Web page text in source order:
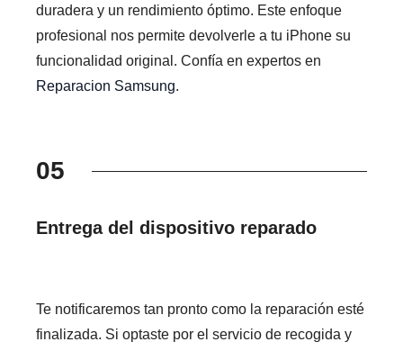
duradera y un rendimiento óptimo. Este enfoque
profesional nos permite devolverle a tu iPhone su
funcionalidad original. Confía en expertos en
Reparacion Samsung.
05
Entrega del dispositivo reparado
Te notificaremos tan pronto como la reparación esté
finalizada. Si optaste por el servicio de recogida y